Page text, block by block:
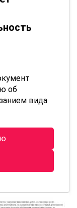
об
вида